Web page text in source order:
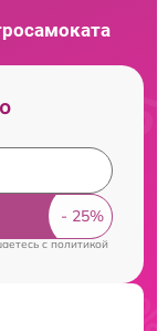
cполитикой